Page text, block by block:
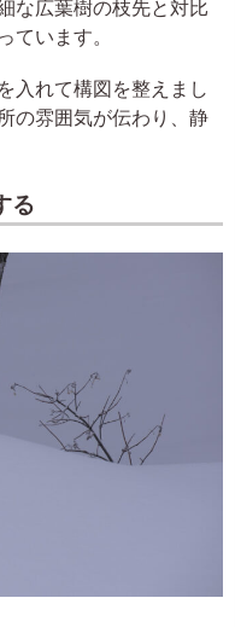
な広葉樹の枝先と対比
ています。
入れて構図を整えまし
の雰囲気が伝わり、静
る